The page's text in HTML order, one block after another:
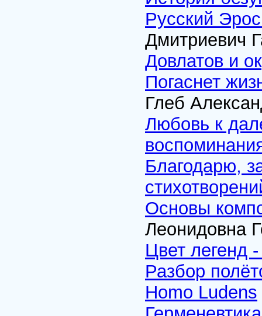
Русский
Дмитриевич
Довлатов и
Погаснет
Глеб
Любовь к
Благодарю,
Основы
Леонидовна
Цвет легенд
Разбор
Homo Ludens